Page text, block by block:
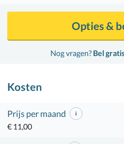
Nog vragen? Bel
Opties &
Kosten
Prijs per maand
€ 11,00